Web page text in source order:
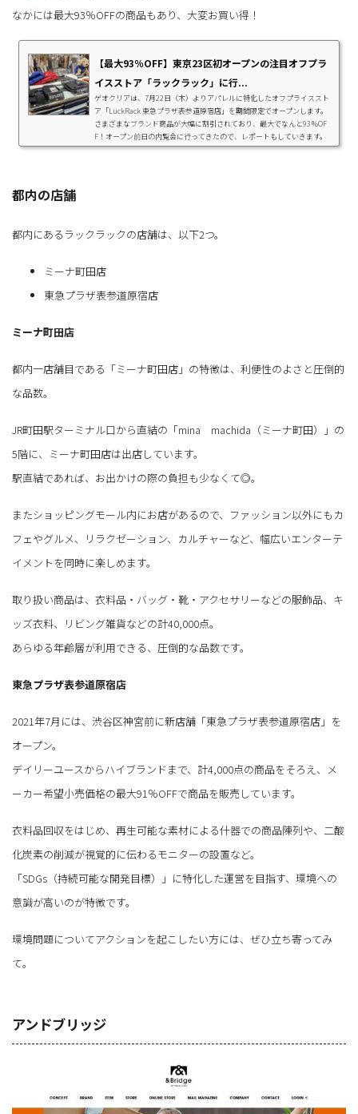
なかには最大93％OFFの商品もあり、大変お買い得！
【最大93％OFF】東京23区初オープンの注目オフプラ
イスストア「ラックラック」に行...
ゲオクリアは、7月22日（木）よりアパレルに特化したオフプライススト
ア「LuckRack 東急プラザ表参道原宿店」を期間限定でオープンします。
さまざまなブランド商品が大幅に割引されており、最大でなんと93％OF
F！オープン前日の内覧会に行ってきたので、レポートもしていきます。
【12月17日まで】ラックラックの2022福袋「LuckRack（ラックラッ
都内の店舗
都内にあるラックラックの店舗は、以下2つ。
ミーナ町田店
東急プラザ表参道原宿店
ミーナ町田店
都内一店舗目である「ミーナ町田店」の特徴は、利便性のよさと圧倒的
な品数。
JR町田駅ターミナル口から直結の「mina machida（ミーナ町田）」の
5階に、ミーナ町田店は出店しています。
駅直結であれば、お出かけの際の負担も少なくて◎。
またショッピングモール内にお店があるので、ファッション以外にもカ
フェやグルメ、リラクゼーション、カルチャーなど、幅広いエンターテ
イメントを同時に楽しめます。
取り扱い商品は、衣料品・バッグ・靴・アクセサリーなどの服飾品、キ
ッズ衣料、リビング雑貨などの計40,000点。
あらゆる年齢層が利用できる、圧倒的な品数です。
東急プラザ表参道原宿店
2021年7月には、渋谷区神宮前に新店舗「東急プラザ表参道原宿店」を
オープン。
デイリーユースからハイブランドまで、計4,000点の商品をそろえ、メ
ーカー希望小売価格の最大91％OFFで商品を販売しています。
衣料品回収をはじめ、再生可能な素材による什器での商品陳列や、二酸
化炭素の削減が視覚的に伝わるモニターの設置など。
「SDGs（持続可能な開発目標）」に特化した運営を目指す、環境への
意識が高いのが特徴です。
環境問題についてアクションを起こしたい方には、ぜひ立ち寄ってみ
て。
アンドブリッジ